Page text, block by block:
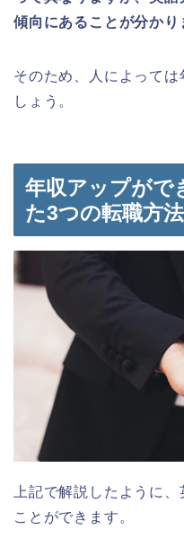
傾向にあることが分かり
そのため、人によって
しょう。
年収アップがで
た3つの転職方法
上記で解説したように
ことができます。